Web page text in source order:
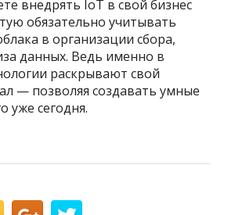
внедрять IoT в свой бизнес
обязательно учитывать
в организации сбора,
данных. Ведь именно в
раскрывают свой
— позволяя создавать умные
уже сегодня.